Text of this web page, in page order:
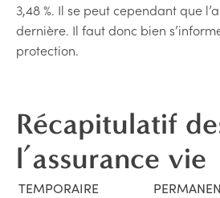
3,48 %. Il se peut cependant que
dernière. Il faut donc bien
protection.
Récapitulatif
l’assurance vie
TEMPORAIRE